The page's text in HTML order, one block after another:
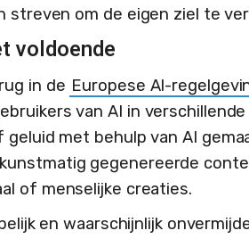
streven om de eigen ziel te
voldoende
in de Europese AI-
van AI in
met behulp van AI
gegenereerde
of menselijke creaties.
en waarschijnlijk